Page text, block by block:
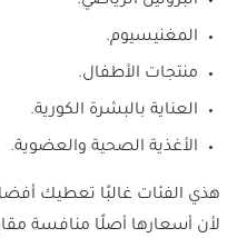
المغنيسيوم.
منتجات الأطفال.
العناية بالبشرة الكورية.
الأغذية الصحية والعضوية.
هذي الفئات غالبًا تعطيك
لأن أسعارها أصلًا منافسة